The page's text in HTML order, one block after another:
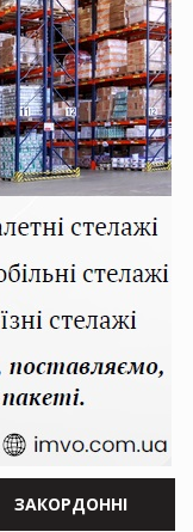
ЗАКОРДОННІ